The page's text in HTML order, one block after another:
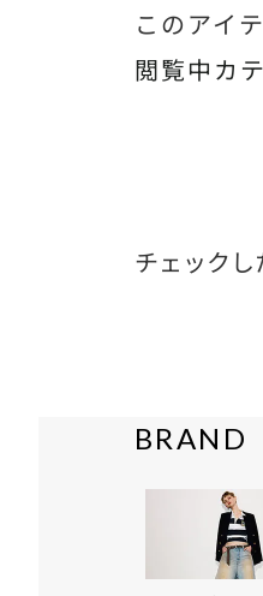
このアイ
閲覧中カ
チェック
BRAND